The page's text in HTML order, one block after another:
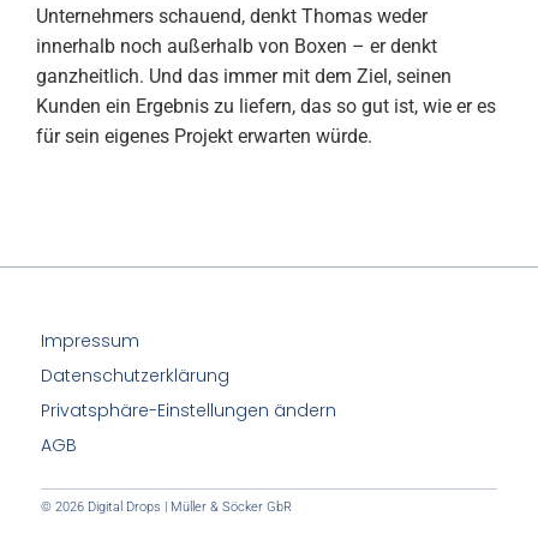
Unternehmers schauend, denkt Thomas weder
innerhalb noch außerhalb von Boxen – er denkt
ganzheitlich. Und das immer mit dem Ziel, seinen
Kunden ein Ergebnis zu liefern, das so gut ist, wie er es
für sein eigenes Projekt erwarten würde.
Impressum
Datenschutzerklärung
Privatsphäre-Einstellungen ändern
AGB
© 2026 Digital Drops | Müller & Söcker GbR